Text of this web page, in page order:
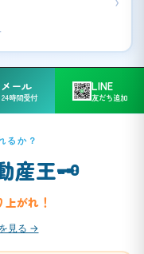
メール
24時間受付
LINE
友だち追加
るか？
産王🗝️
がれ！
見る →